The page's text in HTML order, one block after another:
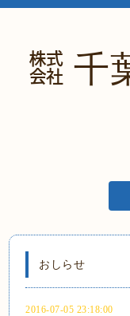
㍿ 千
おしらせ
2016-07-05 23:18:00